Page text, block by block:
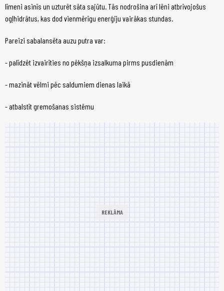
līmeni asinīs un uzturēt sāta sajūtu. Tās nodrošina arī lēni atbrīvojošus
ogļhidrātus, kas dod vienmērīgu enerģiju vairākas stundas.
Pareizi sabalansēta auzu putra var:
- palīdzēt izvairīties no pēkšņa izsalkuma pirms pusdienām
- mazināt vēlmi pēc saldumiem dienas laikā
- atbalstīt gremošanas sistēmu